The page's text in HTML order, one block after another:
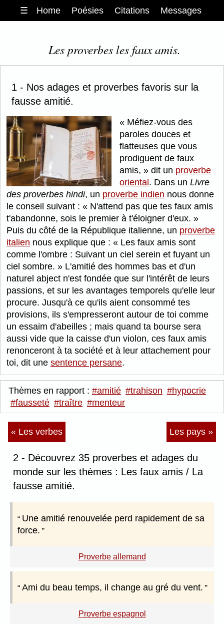
☰ Home Poésies Citations Messages
Les proverbes les faux amis.
1 - Nos adages et proverbes favoris sur la
fausse amitié.
Méfiez-vous des
paroles douces et
flatteuses que vous
prodiguent de faux
amis,
dit un proverbe
oriental . Dans un Livre
des proverbes hindi, un proverbe indien nous donne
le conseil suivant :
N'attend pas que tes faux amis
t'abandonne, sois le premier à t'éloigner d'eux.
Puis du côté de la République italienne, un proverbe
italien nous explique que :
Les faux amis sont
comme l'ombre : Suivant un ciel serein et fuyant un
ciel sombre.
L'amitié des hommes bas et d'un
naturel abject n'est fondée que sur l'intérêt de leurs
passions, et sur les avantages temporels qu'elle leur
procure. Jusqu'à ce qu'ils aient consommé tes
provisions, ils s'empresseront autour de toi comme
un essaim d'abeilles ; mais quand ta bourse sera
aussi vide que la caisse d'un violon, ces faux amis
renonceront à ta société et à leur attachement pour
toi, dit une sentence persane.
Thèmes en rapport : #amitié #trahison #hypocrie
#fausseté #traître #menteur
« Les verbes Les pays »
2 - Découvrez 35 proverbes et adages du
monde sur les thèmes : Les faux amis / La
fausse amitié.
Une amitié renouvelée perd rapidement de sa
force.
Proverbe allemand
Ami du beau temps, il change au gré du vent.
Proverbe espagnol